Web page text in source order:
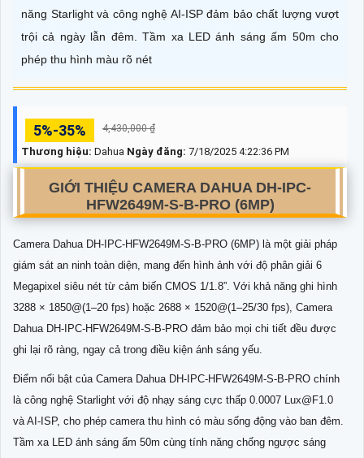
năng Starlight và công nghệ AI-ISP đảm bảo chất lượng vượt
trội cả ngày lẫn đêm. Tầm xa LED ánh sáng ấm 50m cho
phép thu hình màu rõ nét
5%-35% 4,430,000 ₫
Thương hiệu: Dahua Ngày đăng: 7/18/2025 4:22:36 PM
GIỚI THIỆU CAMERA DAHUA DH-IPC-
HFW2649M-S-B-PRO (6MP)
Camera Dahua DH-IPC-HFW2649M-S-B-PRO (6MP) là một giải pháp
giám sát an ninh toàn diện, mang đến hình ảnh với độ phân giải 6
Megapixel siêu nét từ cảm biến CMOS 1/1.8”. Với khả năng ghi hình
3288 × 1850@(1–20 fps) hoặc 2688 × 1520@(1–25/30 fps), Camera
Dahua DH-IPC-HFW2649M-S-B-PRO đảm bảo mọi chi tiết đều được
ghi lại rõ ràng, ngay cả trong điều kiện ánh sáng yếu.
Điểm nổi bật của Camera Dahua DH-IPC-HFW2649M-S-B-PRO chính
là công nghệ Starlight với độ nhạy sáng cực thấp 0.0007 Lux@F1.0
và AI-ISP, cho phép camera thu hình có màu sống động vào ban đêm.
Tầm xa LED ánh sáng ấm 50m cùng tính năng chống ngược sáng